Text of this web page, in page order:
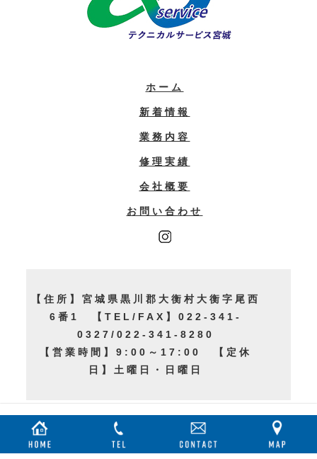
ホーム
新着情報
業務内容
修理実績
会社概要
お問い合わせ
【住所】宮城県黒川郡大衡村大衡字尾西
6番1 【TEL/FAX】022-341-
0327/022-341-8280
【営業時間】9:00～17:00 【定休
日】土曜日・日曜日
© 2022 TECHNICAL SERVICE MIYAGI